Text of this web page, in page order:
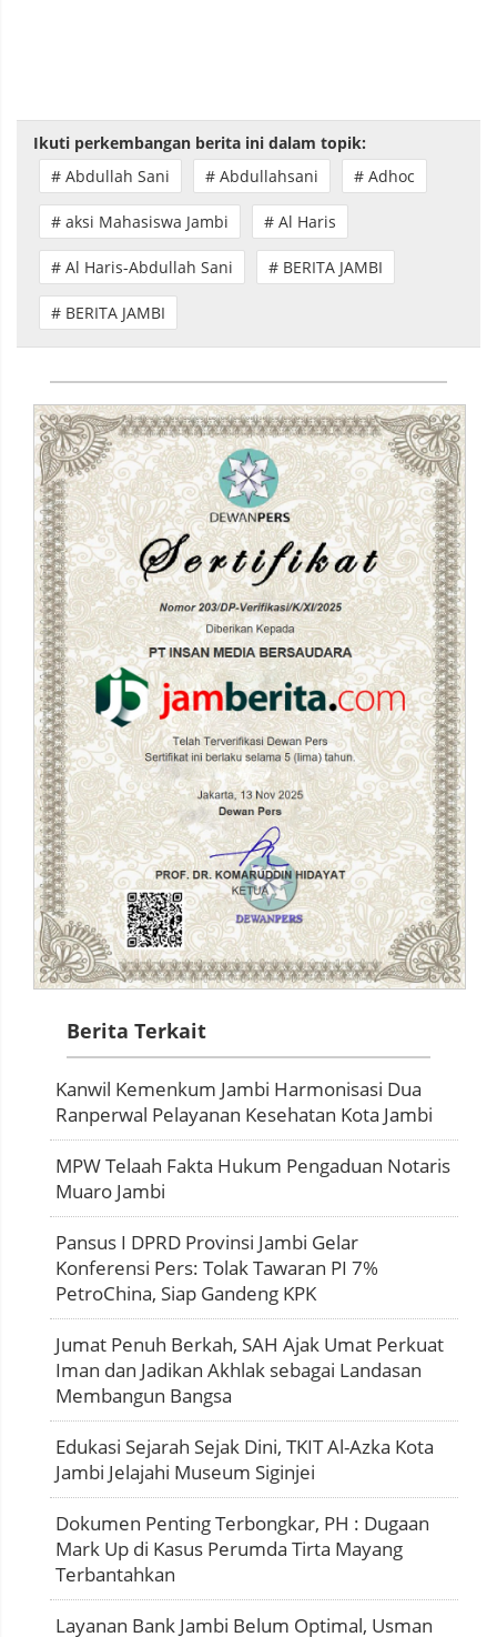
Ikuti perkembangan berita ini dalam topik:
# Abdullah Sani
# Abdullahsani # Adhoc
# aksi Mahasiswa Jambi # Al Haris
# Al Haris-Abdullah Sani # BERITA JAMBI
# BERITA JAMBI
Berita Terkait
Kanwil Kemenkum Jambi Harmonisasi Dua
Ranperwal Pelayanan Kesehatan Kota Jambi
MPW Telaah Fakta Hukum Pengaduan Notaris
Muaro Jambi
Pansus I DPRD Provinsi Jambi Gelar
Konferensi Pers: Tolak Tawaran PI 7%
PetroChina, Siap Gandeng KPK
Jumat Penuh Berkah, SAH Ajak Umat Perkuat
Iman dan Jadikan Akhlak sebagai Landasan
Membangun Bangsa
Edukasi Sejarah Sejak Dini, TKIT Al-Azka Kota
Jambi Jelajahi Museum Siginjei
Dokumen Penting Terbongkar, PH : Dugaan
Mark Up di Kasus Perumda Tirta Mayang
Terbantahkan
Layanan Bank Jambi Belum Optimal, Usman